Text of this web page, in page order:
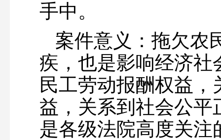
手中。
案件意义：拖欠农
疾，也是影响经济社
民工劳动报酬权益
益，关系到社会公平
是各级法院高度关